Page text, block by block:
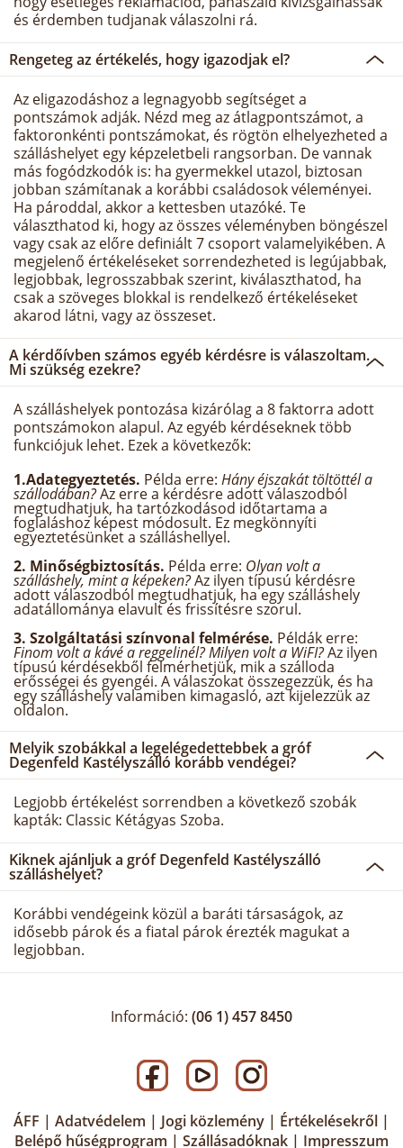
és érdemben tudjanak válaszolni rá.
Rengeteg az értékelés, hogy igazodjak el?
Az eligazodáshoz a legnagyobb segítséget a
pontszámok adják. Nézd meg az átlagpontszámot, a
faktoronkénti pontszámokat, és rögtön elhelyezheted a
szálláshelyet egy képzeletbeli rangsorban. De vannak
más fogódzkodók is: ha gyermekkel utazol, biztosan
jobban számítanak a korábbi családosok véleményei.
Ha pároddal, akkor a kettesben utazóké. Te
választhatod ki, hogy az összes véleményben böngészel
vagy csak az előre definiált 7 csoport valamelyikében. A
megjelenő értékeléseket sorrendezheted is legújabbak,
legjobbak, legrosszabbak szerint, kiválaszthatod, ha
csak a szöveges blokkal is rendelkező értékeléseket
akarod látni, vagy az összeset.
A kérdőívben számos egyéb kérdésre is válaszoltam.
Mi szükség ezekre?
A szálláshelyek pontozása kizárólag a 8 faktorra adott
pontszámokon alapul. Az egyéb kérdéseknek több
funkciójuk lehet. Ezek a következők:
1.Adategyeztetés. Példa erre: Hány éjszakát töltöttél a
szállodában?Az erre a kérdésre adott válaszodból
megtudhatjuk, ha tartózkodásod időtartama a
foglaláshoz képest módosult. Ez megkönnyíti
egyeztetésünket a szálláshellyel.
2. Minőségbiztosítás. Példa erre: Olyan volt a
szálláshely, mint a képeken?Az ilyen típusú kérdésre
adott válaszodból megtudhatjuk, ha egy szálláshely
adatállománya elavult és frissítésre szorul.
3. Szolgáltatási színvonal felmérése. Példák erre:
Finom volt a kávé a reggelinél? Milyen volt a WiFI?Az ilyen
típusú kérdésekből felmérhetjük, mik a szálloda
erősségei és gyengéi. A válaszokat összegezzük, és ha
egy szálláshely valamiben kimagasló, azt kijelezzük az
oldalon.
Melyik szobákkal a legelégedettebbek a gróf
Degenfeld Kastélyszálló korább vendégei?
Legjobb értékelést sorrendben a következő szobák
kapták: Classic Kétágyas Szoba.
Kiknek ajánljuk a gróf Degenfeld Kastélyszálló
szálláshelyet?
Korábbi vendégeink közül a baráti társaságok, az
idősebb párok és a fiatal párok érezték magukat a
legjobban.
Információ: (06 1) 457 8450
ÁFF | Adatvédelem | Jogi közlemény | Értékelésekről |
Belépő hűségprogram | Szállásadóknak | Impresszum